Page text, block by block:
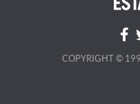
COPYRIGHT ©